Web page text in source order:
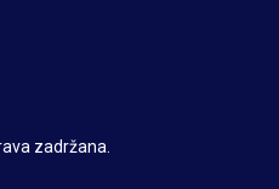
zadržana.